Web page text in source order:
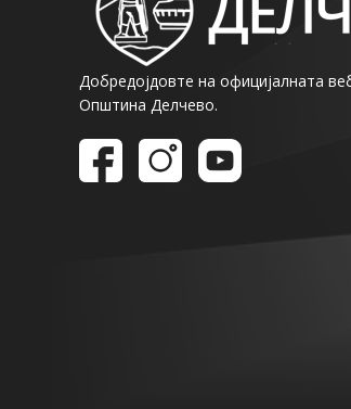
Добредојдовте на официјалната
Општина Делчево.